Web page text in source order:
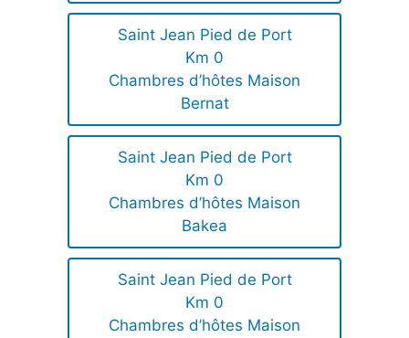
Saint Jean Pied de Port
Km 0
Chambres d’hôtes Maison
Bernat
Saint Jean Pied de Port
Km 0
Chambres d’hôtes Maison
Bakea
Saint Jean Pied de Port
Km 0
Chambres d’hôtes Maison